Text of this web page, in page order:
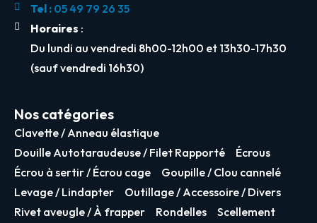
Tel :05 49 79 26 35
Horaires :
Du lundi au vendredi 8h00-12h00 et 13h30-17h30
(sauf vendredi 16h30)
Nos catégories
Clavette / Anneau élastique
Douille Autotaraudeuse / Filet Rapporté
Écrous
Écrou à sertir / Écrou cage
Goupille / Clou cannelé
Levage / Lindapter
Outillage / Accessoire / Divers
Rivet aveugle / À frapper
Rondelles
Scellement